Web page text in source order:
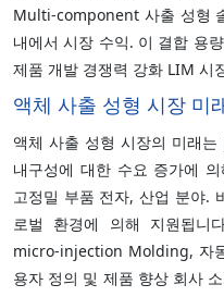
Multi-component 사출 성형
내에서 시장 수익. 이 결합 용
제품 개발 경쟁력 강화 LIM 시
액체 사출 성형 시장 미
액체 사출 성형 시장의 미래
내구성에 대한 수요 증가에
고정밀 부품 전자, 산업 분야.
로벌 환경에 의해 지원됩
micro-injection Molding, 자
용자 정의 및 제품 향상 회사